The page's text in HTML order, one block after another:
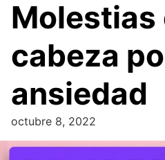
Molestias
cabeza
ansiedad
octubre 8, 2022